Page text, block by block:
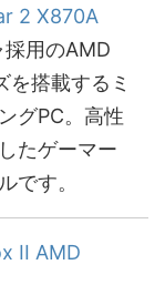
2 X870A
用のAMD
搭載するミ
グPC。高性
たゲーマー
です。
II AMD